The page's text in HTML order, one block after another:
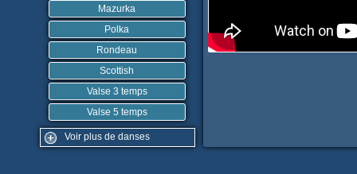
Mazurka
Polka
Rondeau
Scottish
Valse 3 temps
Valse 5 temps
Voir plus de danses